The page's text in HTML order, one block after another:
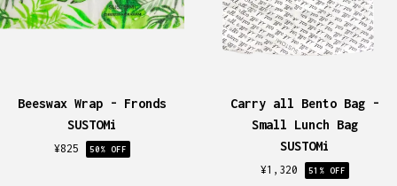
Beeswax Wrap - Fronds
SUSTOMi
¥825 50% OFF
Carry all Bento Bag -
Small Lunch Bag
SUSTOMi
¥1,320 51 % OFF